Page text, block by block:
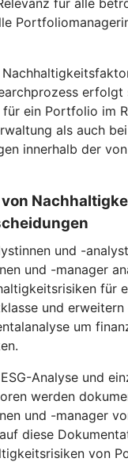
für alle
ein Portfolio im
als auch bei
innerhalb der
von
und -
und -manager
für
und
um
Analyse und
werden
und -manager
diese
von